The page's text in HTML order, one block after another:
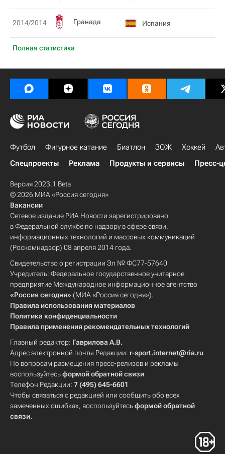
Полная статистика
2014/2014 Гранада Испания
Футбол Фигурное катание Биатлон ЗОЖ Хоккей
Спецпроекты
Реклама Продукты и сервисы Пресс-
Версия 2023.1 Beta
© 2026 МИА «Россия сегодня»
Вакансии
Сетевое издание РИА Новости зарегистрировано
в Федеральной службе по надзору в сфере связи,
информационных технологий и массовых коммуникаций
(Роскомнадзор) 08 апреля 2014 года.
Свидетельство о регистрации Эл № ФС77-57640
Учредитель: Федеральное государственное унитарное
предприятие Международное информационное агентство
«Россия сегодня» (МИА «Россия сегодня»).
Правила использования материалов
Политика конфиденциальности
Правила применения рекомендательных технологий
Главный редактор: Гаврилова А.В.
Адрес электронной почты Редакции: r-sport.internet@ria.ru
По вопросам размещения пресс-релизов и рекламы
воспользуйтесьформой обратной связи
Телефон Редакции: 7 (495) 645-6601
Чтобы связаться с редакцией или сообщить обо всех
замеченных ошибках, воспользуйтесьформой обратной
связи.